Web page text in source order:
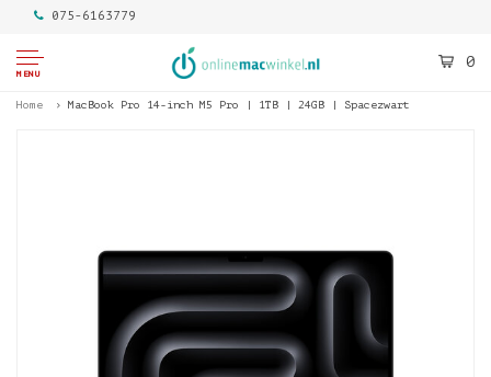
075-6163779
MENU
0
Home MacBook Pro 14-inch M5 Pro | 1TB | 24GB | Spacezwart